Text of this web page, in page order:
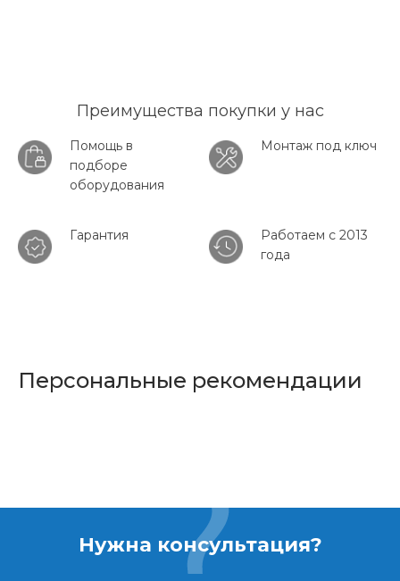
Преимущества покупки у нас
Помощь в
подборе
оборудования
Монтаж под ключ
Гарантия
Работаем с 2013
года
Персональные рекомендации
Нужна консультация?